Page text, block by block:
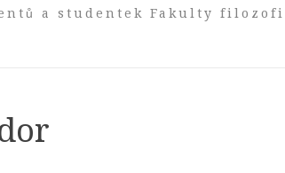
a studentek Fakulty